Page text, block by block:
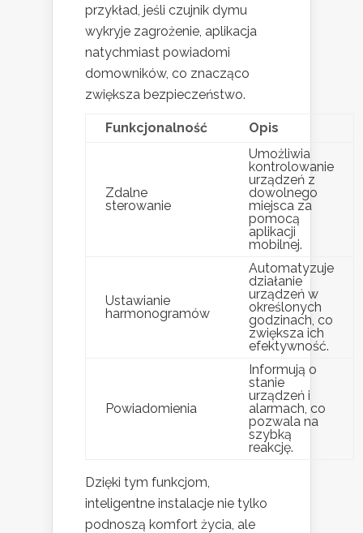
przykład, jeśli czujnik dymu
wykryje zagrożenie, aplikacja
natychmiast powiadomi
domowników, co znacząco
zwiększa bezpieczeństwo.
Funkcjonalność Opis
Zdalne
sterowanie
Umożliwia
kontrolowanie
urządzeń z
dowolnego
miejsca za
pomocą
aplikacji
mobilnej.
Ustawianie
harmonogramów
Automatyzuje
działanie
urządzeń w
określonych
godzinach, co
zwiększa ich
efektywność.
Powiadomienia
Informują o
stanie
urządzeń i
alarmach, co
pozwala na
szybką
reakcję.
Dzięki tym funkcjom,
inteligentne instalacje nie tylko
podnoszą komfort życia, ale